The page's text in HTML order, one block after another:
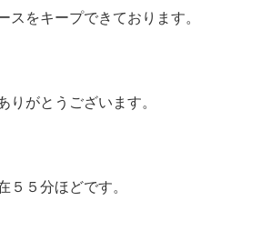
スをキープできております。
りがとうございます。
５５分ほどです。